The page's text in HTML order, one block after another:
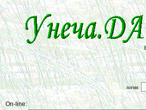
[
логин
On-line: